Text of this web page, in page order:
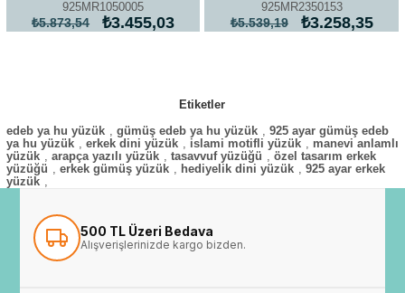
925MR1050005
₺3.455,03
₺5.873,54
925MR2350153
₺3.258,35
₺5.539,19
Etiketler
edeb ya hu yüzük , gümüş edeb ya hu yüzük , 925 ayar gümüş edeb
ya hu yüzük , erkek dini yüzük , islami motifli yüzük , manevi anlamlı
yüzük , arapça yazılı yüzük , tasavvuf yüzüğü , özel tasarım erkek
yüzüğü , erkek gümüş yüzük , hediyelik dini yüzük , 925 ayar erkek
yüzük ,
500 TL Üzeri Bedava
Alışverişlerinizde kargo bizden.